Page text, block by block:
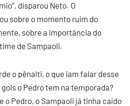
disparou Neto. O
sobre o momento ruim do
sobre a importância do
de Sampaoli.
o pênalti, o que iam falar desse
o Pedro tem na temporada?
o Pedro, o Sampaoli já tinha caído